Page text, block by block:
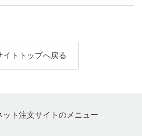
イトトップへ戻る
ット注文サイトのメニュー